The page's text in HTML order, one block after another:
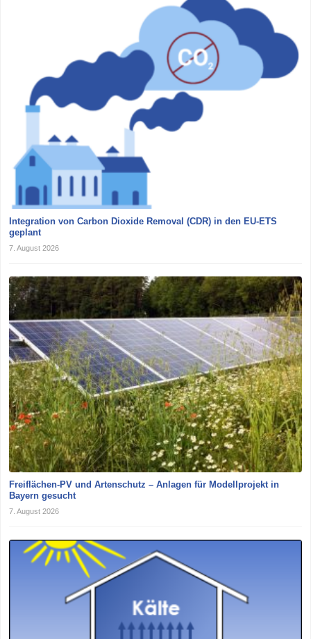
Integration von Carbon Dioxide Removal (CDR) in den EU-ETS
geplant
7. August 2026
Freiflächen-PV und Artenschutz – Anlagen für Modellprojekt in
Bayern gesucht
7. August 2026